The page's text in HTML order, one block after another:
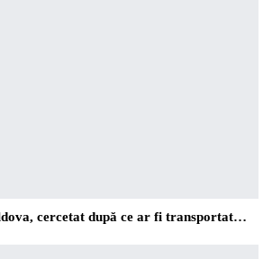
cercetat după ce ar fi transportat…